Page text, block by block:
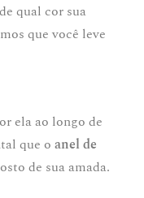
qual cor sua
que você leve
ela ao longo de
que o anel de
de sua amada.